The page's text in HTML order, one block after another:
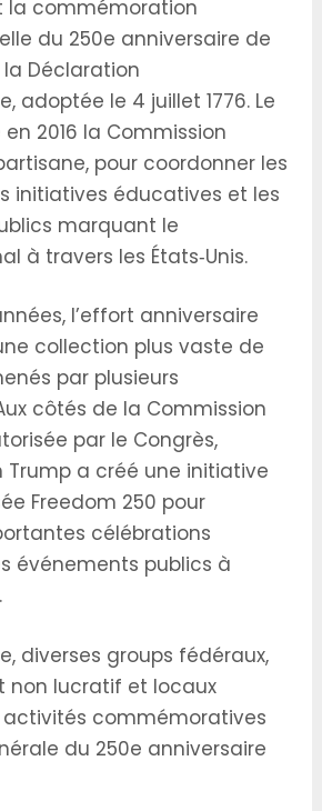
la commémoration
du 250e anniversaire de
Déclaration
adoptée le 4 juillet 1776. Le
2016 la Commission
pour coordonner les
initiatives éducatives et les
marquant le
à travers les États‑Unis.
l’effort anniversaire
collection plus vaste de
par plusieurs
côtés de la Commission
par le Congrès,
Trump a créé une initiative
Freedom 250 pour
célébrations
événements publics à
diverses groups fédéraux,
non lucratif et locaux
commémoratives
du 250e anniversaire